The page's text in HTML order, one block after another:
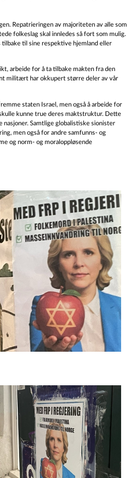
Repatrieringen av majoriteten av alle som
folkeslag skal innledes så fort som mulig.
tilbake til sine respektive hjemland eller
arbeide for å ta tilbake makten fra den
militært har okkupert større deler av vår
staten Israel, men også å arbeide for
kunne true deres maktstruktur. Dette
Samtlige globalistiske sionister
men også for andre samfunns- og
og norm- og moraloppløsende